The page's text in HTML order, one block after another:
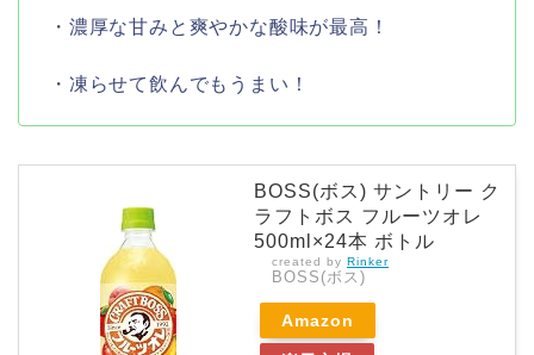
・濃厚な甘みと爽やかな酸味が最高！
・凍らせて飲んでもうまい！
BOSS(ボス) サントリー ク
ラフトボス フルーツオレ
500ml×24本 ボトル
created by Rinker
BOSS(ボス)
Amazon